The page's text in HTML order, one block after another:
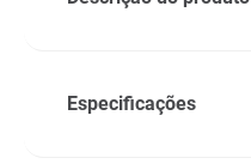
Especificações